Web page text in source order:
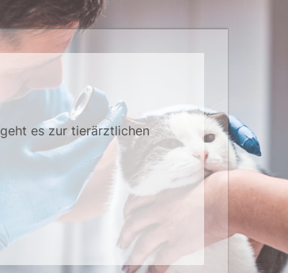
geht es zur tierärztlichen